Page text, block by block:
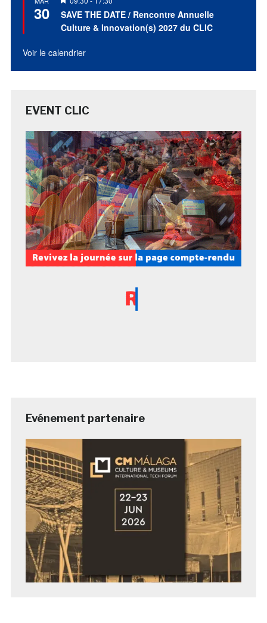
30
en
avant
SAVE THE DATE / Rencontre Annuelle
Culture & Innovation(s) 2027 du CLIC
Voir le calendrier
EVENT CLIC
Evénement partenaire